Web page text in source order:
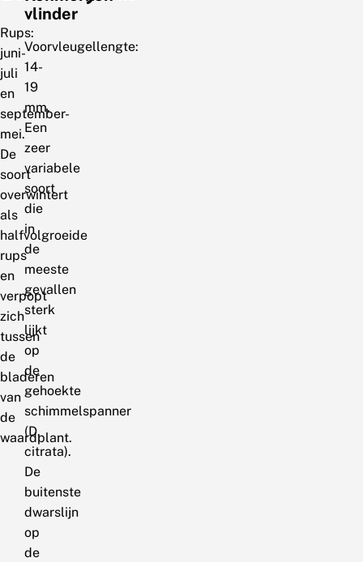
Rups:
juni-
juli
en
september-
mei.
De
soort
overwintert
als
halfvolgroeide
rups
en
verpopt
zich
tussen
de
bladeren
van
de
waardplant.
vlinder
Voorvleugellengte:
14-
19
mm.
Een
zeer
variabele
soort
die
in
de
meeste
gevallen
sterk
lijkt
op
de
gehoekte
schimmelspanner
(D.
citrata).
De
buitenste
dwarslijn
op
de